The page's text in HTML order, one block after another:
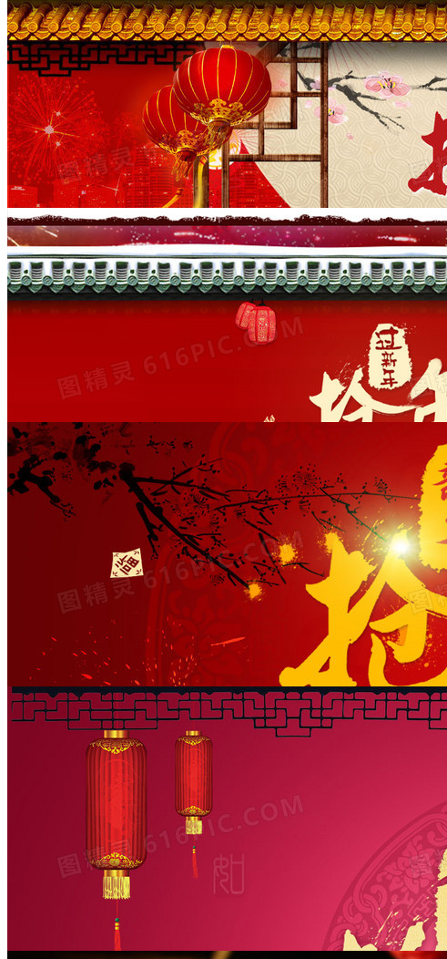
中国风新年抢年货猴年背景banner JPG PSD
过新年抢年货中国风城墙背景banner 1920 × 660 JPG PSD
新年抢年货中国红背景 1920 × 800 JPG